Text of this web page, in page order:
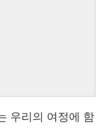
우리의 여정에 함